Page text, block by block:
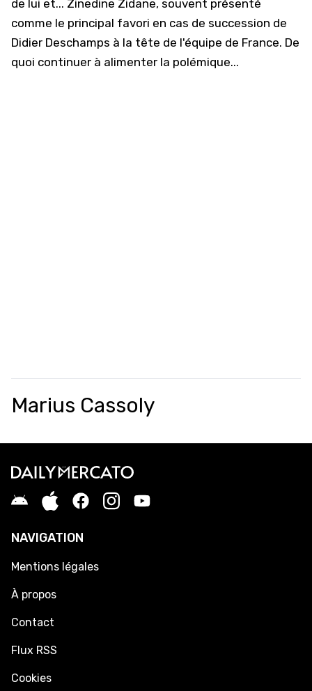
de lui et... Zinedine Zidane, souvent présenté
comme le principal favori en cas de succession de
Didier Deschamps à la tête de l'équipe de France. De
quoi continuer à alimenter la polémique...
Marius Cassoly
NAVIGATION
Mentions légales
À propos
Contact
Flux RSS
Cookies